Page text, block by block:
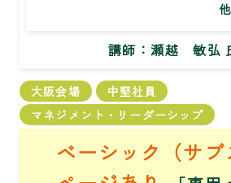
講師：瀬越 敏弘
大阪会場
中堅社員
マネジメント・リーダーシップ
ベーシック（サ